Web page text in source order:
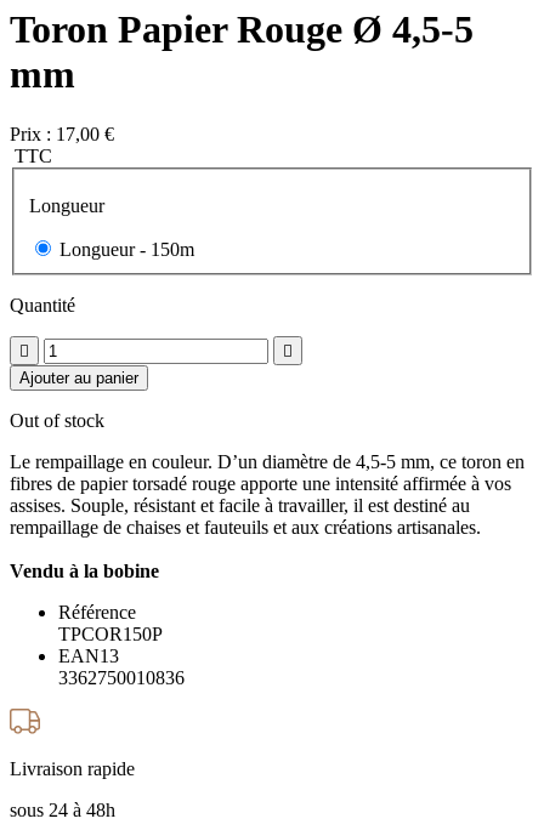
Toron Papier Rouge Ø 4,5-5
mm
Prix : 17,00 €
TTC
Longueur
Longueur - 150m
Quantité


Ajouter au panier
Out of stock
Le rempaillage en couleur. D’un diamètre de 4,5-5 mm, ce toron en
fibres de papier torsadé rouge apporte une intensité affirmée à vos
assises. Souple, résistant et facile à travailler, il est destiné au
rempaillage de chaises et fauteuils et aux créations artisanales.
Vendu à la bobine
Référence
TPCOR150P
EAN13
3362750010836
Livraison rapide
sous 24 à 48h